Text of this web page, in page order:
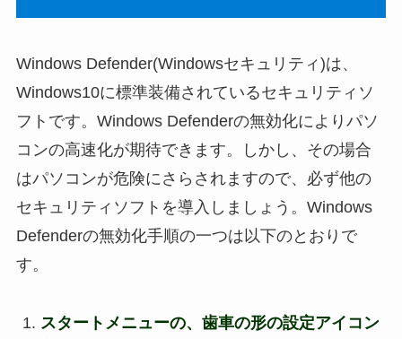
Windows Defender(Windowsセキュリティ)は、
Windows10に標準装備されているセキュリティソ
フトです。Windows Defenderの無効化によりパソ
コンの高速化が期待できます。
しかし、その場合
はパソコンが危険にさらされますので、必ず他の
セキュリティソフトを導入しましょう。Windows
Defenderの無効化手順の一つは以下のとおりで
す。
スタートメニューの、歯車の形の設定アイコン